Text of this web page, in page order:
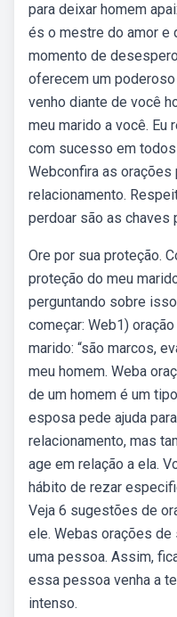
para deixar homem
és o mestre do amor e
momento de
oferecem um
venho diante de você
meu marido a você. Eu
com sucesso em
Webconfira as orações
relacionamento.
perdoar são as chaves
Ore por sua proteção.
proteção do meu
perguntando sobre
começar: Web1)
marido: “são marcos,
meu homem. Weba
de um homem é um
esposa pede ajuda
relacionamento, mas
age em relação a ela.
hábito de rezar
Veja 6 sugestões de
ele. Webas orações
uma pessoa. Assim,
essa pessoa venha a
intenso.